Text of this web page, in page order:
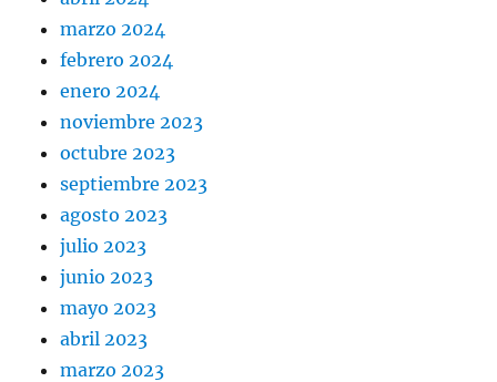
marzo 2024
febrero 2024
enero 2024
noviembre 2023
octubre 2023
septiembre 2023
agosto 2023
julio 2023
junio 2023
mayo 2023
abril 2023
marzo 2023